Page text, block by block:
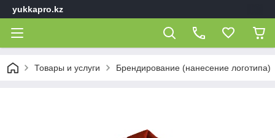
yukkapro.kz
Товары и услуги Брендирование (нанесение логотипа)